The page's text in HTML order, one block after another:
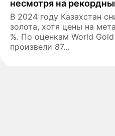
несмотря на
В 2024 году Казахстан
золота, хотя цены на
%. По оценкам World
произвели 87...